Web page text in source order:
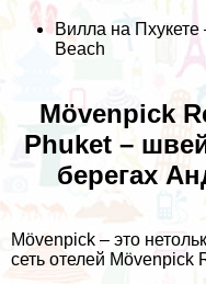
Вилла на
Beach
Mövenpick
Phuket –
берегах
Mövenpick – это
сеть отелей Mövenpick